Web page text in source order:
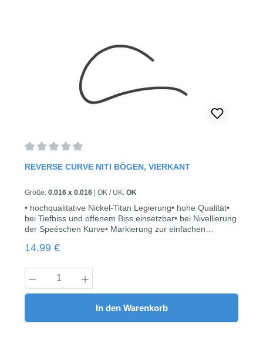
Durchschnittliche Bewertung von 0 von 5 Sternen
REVERSE CURVE NITI BÖGEN, VIERKANT
Größe: 0.016 x 0.016 OK / UK: OK
• hochqualitative Nickel-Titan Legierung• hohe Qualität•
bei Tiefbiss und offenem Biss einsetzbar• bei Nivellierung
der Speéschen Kurve• Markierung zur einfachen
Euroform• 10 Stück pro Packung
Regulärer Preis:
14,99 €
Produkt Anzahl: Gib den gewünschten
In den Warenkorb